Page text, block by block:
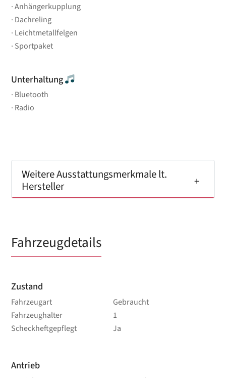
Anhängerkupplung
Dachreling
Leichtmetallfelgen
Sportpaket
Unterhaltung
Bluetooth
Radio
Weitere Ausstattungsmerkmale lt.
Hersteller
Fahrzeugdetails
Zustand
Fahrzeugart
Gebraucht
Fahrzeughalter
1
Scheckheftgepflegt
Ja
Antrieb